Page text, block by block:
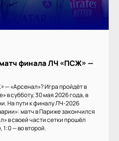
матч финала ЛЧ «ПСЖ» —
— «Арсенал»? Игра пройдёт в
в субботу, 30 мая 2026 года, в
На пути к финалу ЛЧ-2026
матч в Париже закончился
в своей части сетки прошёл
1:0 — во второй.